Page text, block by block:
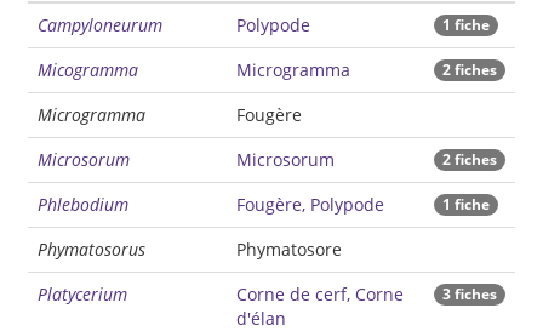
Campyloneurum
Polypode 1 fiche
Micogramma Microgramma 2 fiches
Microgramma
Fougère
Microsorum
Microsorum 2 fiches
Phlebodium Fougère, Polypode 1 fiche
Phymatosorus
Phymatosore
Platycerium
Corne de cerf, Corne
d'élan
3 fiches